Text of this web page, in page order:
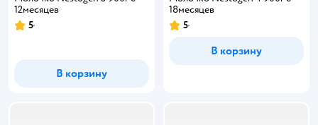
12месяцев
5
В корзину
18месяцев
5
В корзину